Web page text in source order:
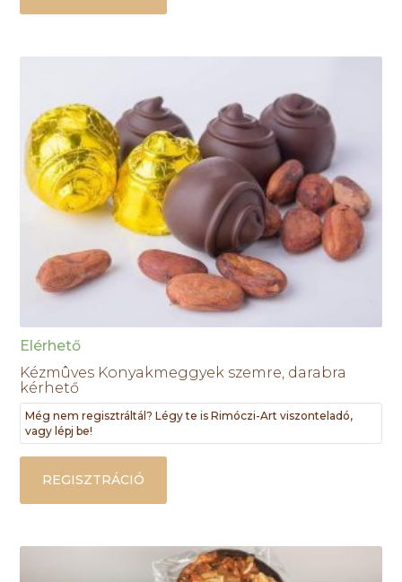
Elérhető
Kézmûves Konyakmeggyek szemre, darabra
kérhető
Még nem regisztráltál? Légy te is Rimóczi-Art viszonteladó,
vagy lépj be!
REGISZTRÁCIÓ